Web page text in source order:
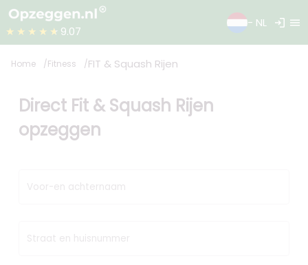
★★★★★ 9.07
- NL login menu
Home Fitness FIT & Squash Rijen
Direct Fit & Squash Rijen
opzeggen
Voor-en achternaam
Straat en huisnummer